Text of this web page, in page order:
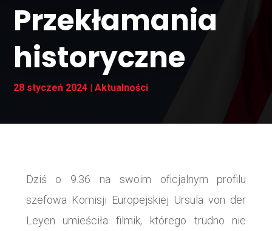
Przekłamania
historyczne
28 styczeń 2024 |Aktualności
Dziś o 9.36 na swoim oficjalnym profilu
szefowa Komisji Europejskiej Ursula von der
Leyen umieściła filmik, którego trudno nie